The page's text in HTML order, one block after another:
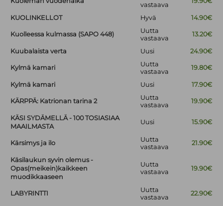
vastaava
KUOLINKELLOT Hyvä 14.90€
Kuolleessa kulmassa (SAPO 448)
Uutta
vastaava
13.20€
Kuubalaista verta Uusi 24.90€
Kylmä kamari
Uutta
vastaava
19.80€
Kylmä kamari Uusi 17.90€
KÄRPPÄ: Katrionan tarina 2
Uutta
vastaava
19.90€
KÄSI SYDÄMELLÄ - 100 TOSIASIAA
MAAILMASTA
Uusi 15.90€
Kärsimys ja ilo
Uutta
vastaava
21.90€
Käsilaukun syvin olemus -
Opas(meikein)kaikkeen
muodikkaaseen
Uutta
vastaava
19.90€
LABYRINTTI
Uutta
vastaava
22.90€